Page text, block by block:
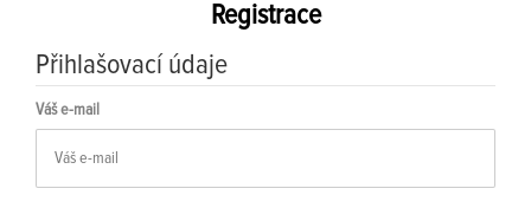
Registrace
Přihlašovací údaje
Váš e-mail